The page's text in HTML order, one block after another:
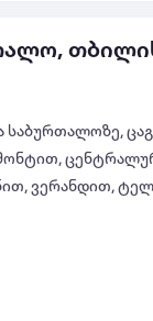
საბურთალოზე,
ვერანდით, ტელ: